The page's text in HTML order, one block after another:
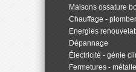
Maisons ossature
Chauffage -
Energies
Dépannage
Électricité - génie
Fermetures -